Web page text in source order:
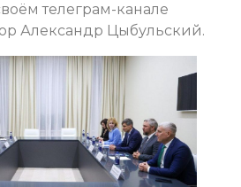
телеграм-канале
Александр Цыбульский.